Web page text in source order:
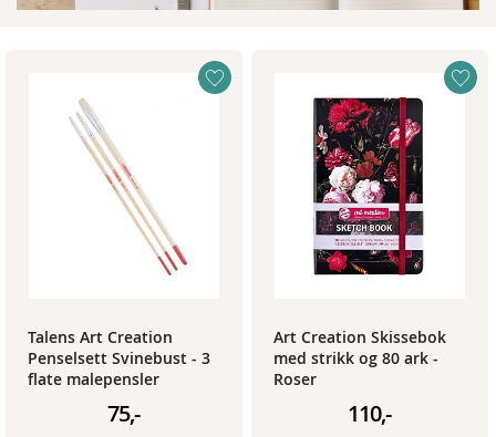
Talens Art Creation
Penselsett Svinebust - 3
flate malepensler
75,-
Art Creation Skissebok
med strikk og 80 ark -
Roser
110,-